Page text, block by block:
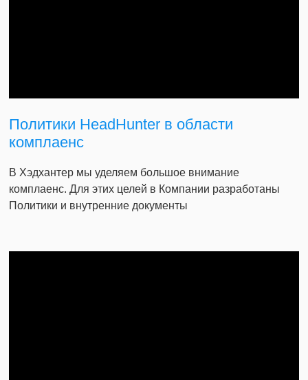
Политики HeadHunter в области
комплаенс
В Хэдхантер мы уделяем большое внимание
комплаенс. Для этих целей в Компании разработаны
Политики и внутренние документы